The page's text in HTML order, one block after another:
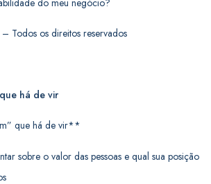
– Todos os direitos reservados
há de vir
que há de vir**
sobre o valor das pessoas e qual sua posição